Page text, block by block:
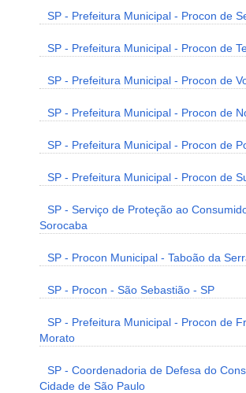
SP - Prefeitura Municipal - Procon de
SP - Prefeitura Municipal - Procon de
SP - Prefeitura Municipal - Procon de
SP - Prefeitura Municipal - Procon de
SP - Prefeitura Municipal - Procon de
SP - Prefeitura Municipal - Procon de
SP - Serviço de Proteção ao
Sorocaba
SP - Procon Municipal - Taboão da
SP - Procon - São Sebastião - SP
SP - Prefeitura Municipal - Procon de
Morato
SP - Coordenadoria de Defesa do
Cidade de São Paulo